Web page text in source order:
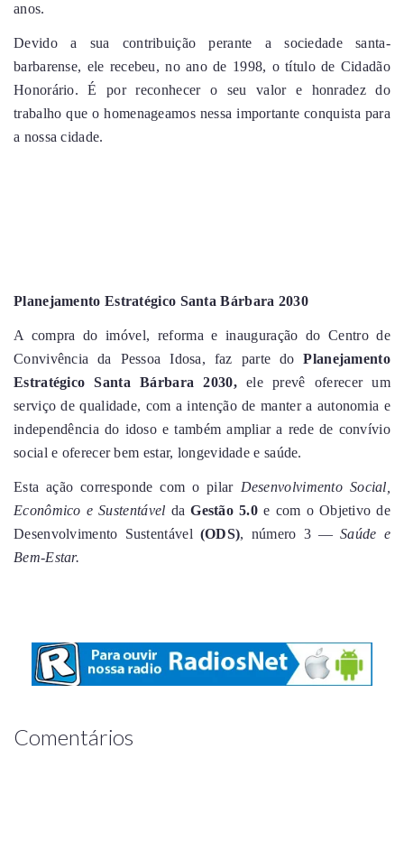
anos.
Devido a sua contribuição perante a sociedade santa-
barbarense, ele recebeu, no ano de 1998, o título de Cidadão
Honorário. É por reconhecer o seu valor e honradez do
trabalho que o homenageamos nessa importante conquista para
a nossa cidade.
Planejamento Estratégico Santa Bárbara 2030
A compra do imóvel, reforma e inauguração do Centro de
Convivência da Pessoa Idosa, faz parte doPlanejamento
Estratégico Santa Bárbara 2030,ele prevê oferecer um
serviço de qualidade, com a intenção de manter a autonomia e
independência do idoso e também ampliar a rede de convívio
social e oferecer bem estar, longevidade e saúde.
Esta ação corresponde com o pilar Desenvolvimento Social,
Econômico e Sustentável daGestão 5.0 e com o Objetivo de
Desenvolvimento Sustentável (ODS), número 3 —Saúde e
Bem-Estar.
Comentários